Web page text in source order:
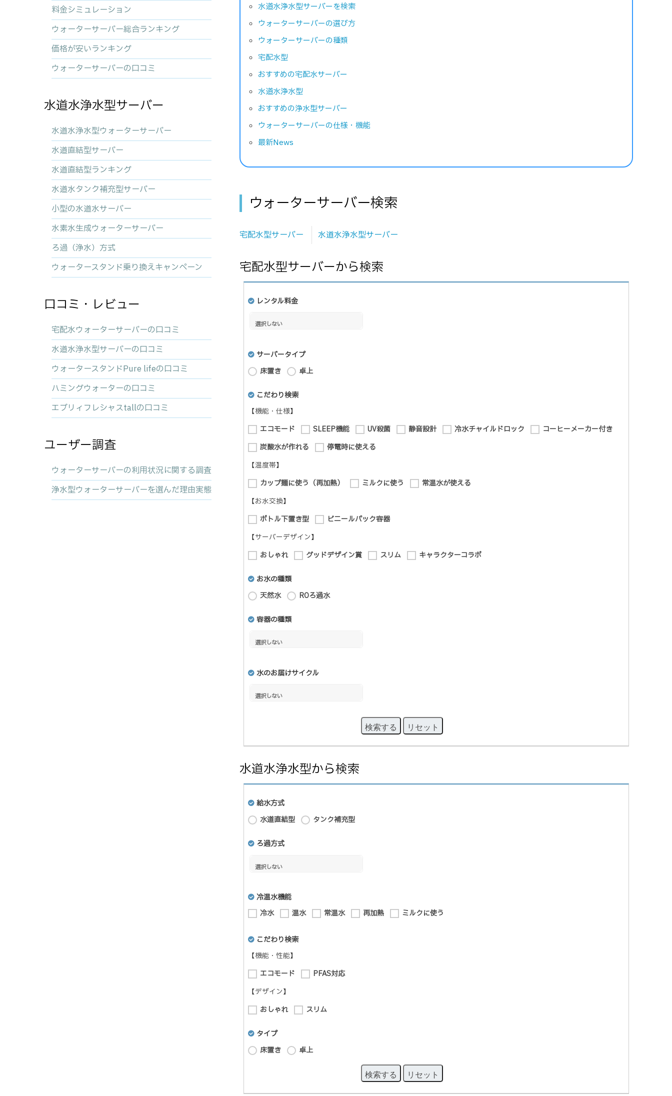
料金シミュレーション
ウォーターサーバー総合ランキング
価格が安いランキング
ウォーターサーバーの口コミ
水道水浄水型サーバー
水道水浄水型ウォーターサーバー
水道直結型サーバー
水道直結型ランキング
水道水タンク補充型サーバー
小型の水道水サーバー
水素水生成ウォーターサーバー
ろ過（浄水）方式
ウォータースタンド乗り換えキャンペーン
口コミ・レビュー
宅配水ウォーターサーバーの口コミ
水道水浄水型サーバーの口コミ
ウォータースタンドPure lifeの口コミ
ハミングウォーターの口コミ
エブリィフレシャスtallの口コミ
ユーザー調査
ウォーターサーバーの利用状況に関する調査
浄水型ウォーターサーバーを選んだ理由実態
水道水浄水型サーバーを検索
ウォーターサーバーの選び方
ウォーターサーバーの種類
宅配水型
おすすめの宅配水サーバー
水道水浄水型
おすすめの浄水型サーバー
ウォーターサーバーの仕様・機能
最新News
ウォーターサーバー検索
宅配水型サーバー 水道水浄水型サーバー
宅配水型サーバーから検索
レンタル料金
サーバータイプ
床置き
卓上
こだわり検索
【機能・仕様】
エコモード SLEEP機能 UV殺菌 静音設計 冷水チャイルドロック
コーヒーメーカー付き
炭酸水が作れる
停電時に使える
【温度帯】
カップ麺に使う（再加熱） ミルクに使う 常温水が使える
【お水交換】
ボトル下置き型 ビニールパック容器
【サーバーデザイン】
おしゃれ グッドデザイン賞 スリム キャラクターコラボ
お水の種類
天然水
ROろ過水
容器の種類
水のお届けサイクル
検索する リセット
水道水浄水型から検索
給水方式
水道直結型
タンク補充型
ろ過方式
冷温水機能
冷水
温水 常温水 再加熱 ミルクに使う
こだわり検索
【機能・性能】
エコモード PFAS対応
【デザイン】
おしゃれ スリム
タイプ
床置き
卓上
検索する リセット